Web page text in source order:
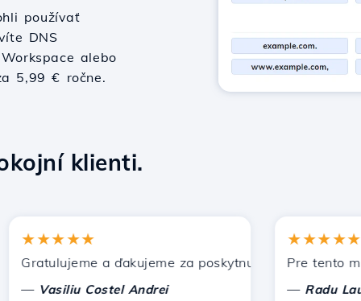
používať
DNS
alebo
5,99 € ročne.
klienti.
Odporučil som vás iným známym.
★★★★★
a ďakujeme za poskytnutú podporu!
Vasiliu Costel Andrei
★★★★★
Pre tento
Radu